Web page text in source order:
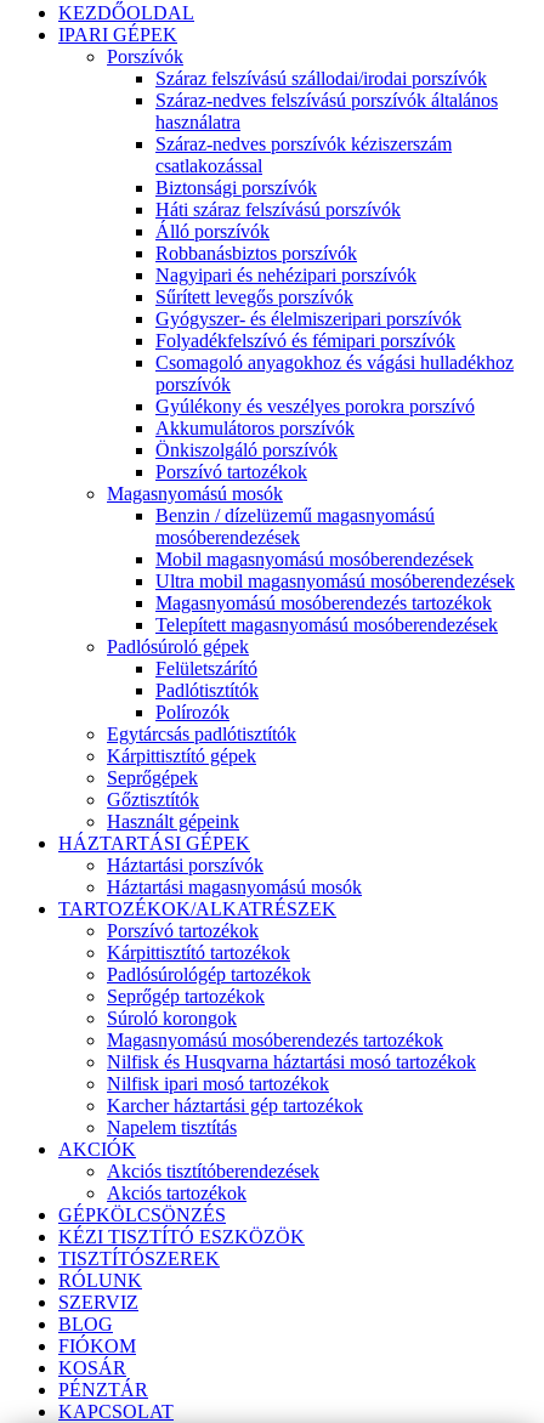
KEZDŐOLDAL
IPARI GÉPEK
Porszívók
Száraz felszívású szállodai/irodai porszívók
Száraz-nedves felszívású porszívók általános
használatra
Száraz-nedves porszívók kéziszerszám
csatlakozással
Biztonsági porszívók
Háti száraz felszívású porszívók
Álló porszívók
Robbanásbiztos porszívók
Nagyipari és nehézipari porszívók
Sűrített levegős porszívók
Gyógyszer- és élelmiszeripari porszívók
Folyadékfelszívó és fémipari porszívók
Csomagoló anyagokhoz és vágási hulladékhoz
porszívók
Gyúlékony és veszélyes porokra porszívó
Akkumulátoros porszívók
Önkiszolgáló porszívók
Porszívó tartozékok
Magasnyomású mosók
Benzin / dízelüzemű magasnyomású
mosóberendezések
Mobil magasnyomású mosóberendezések
Ultra mobil magasnyomású mosóberendezések
Magasnyomású mosóberendezés tartozékok
Telepített magasnyomású mosóberendezések
Padlósúroló gépek
Felületszárító
Padlótisztítók
Polírozók
Egytárcsás padlótisztítók
Kárpittisztító gépek
Seprőgépek
Gőztisztítók
Használt gépeink
HÁZTARTÁSI GÉPEK
Háztartási porszívók
Háztartási magasnyomású mosók
TARTOZÉKOK/ALKATRÉSZEK
Porszívó tartozékok
Kárpittisztító tartozékok
Padlósúrológép tartozékok
Seprőgép tartozékok
Súroló korongok
Magasnyomású mosóberendezés tartozékok
Nilfisk és Husqvarna háztartási mosó tartozékok
Nilfisk ipari mosó tartozékok
Karcher háztartási gép tartozékok
Napelem tisztítás
AKCIÓK
Akciós tisztítóberendezések
Akciós tartozékok
GÉPKÖLCSÖNZÉS
KÉZI TISZTÍTÓ ESZKÖZÖK
TISZTÍTÓSZEREK
RÓLUNK
SZERVIZ
BLOG
FIÓKOM
KOSÁR
PÉNZTÁR
KAPCSOLAT